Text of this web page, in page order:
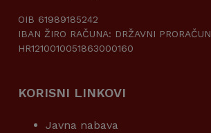
OIB 61989185242
IBAN ŽIRO RAČUNA: DRŽAVNI PRORAČUN
HR1210010051863000160
KORISNI LINKOVI
Javna nabava